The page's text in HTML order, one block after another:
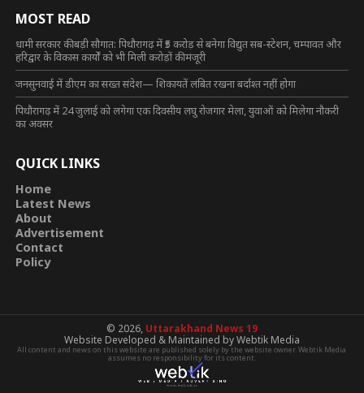
MOST READ
धामी सरकार की बड़ी सौगात: पिथौरागढ़ में ₹5 करोड़ से बनेगा विद्युत सब-स्टेशन, चम्पावत और
हरिद्वार के विकास कार्यों को भी मिली करोड़ों की मंजूरी
जनसुनवाई में डीएम का सख्त संदेश— शिकायतें लंबित रखना बर्दाश्त नहीं होगा
पिथौरागढ़ में 24 जुलाई को लगेगा एक दिवसीय लघु रोजगार मेला, युवाओं को मिलेगा नौकरी
का अवसर
QUICK LINKS
Home
Latest News
About
Advertisement
Contact
Policy
© 2026, Uttarakhand News 19
Website Developed & Maintained by Webtik Media
All content and news on this website are published solely by the website owner. Webtik Media
assumes no responsibility for its content.